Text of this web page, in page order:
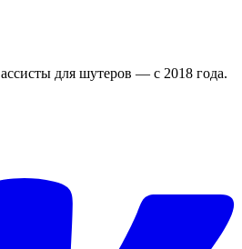
для шутеров — с 2018 года.